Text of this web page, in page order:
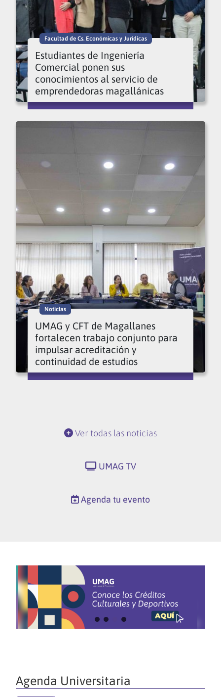
Facultad de Cs. Económicas y Jurídicas
Estudiantes de Ingeniería
Comercial ponen sus
conocimientos al servicio de
emprendedoras magallánicas
Noticias
UMAG y CFT de Magallanes
fortalecen trabajo conjunto para
impulsar acreditación y
continuidad de estudios
Ver todas las noticias
UMAG TV
Agenda tu evento
Agenda Universitaria